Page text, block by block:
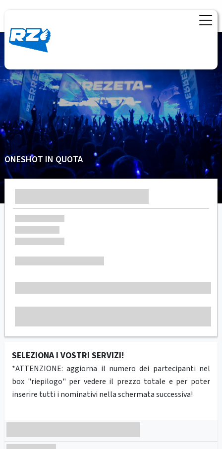
ONESHOT IN QUOTA
SELEZIONA I VOSTRI SERVIZI!
*ATTENZIONE: aggiorna il numero dei partecipanti nel
box "riepilogo" per vedere il prezzo totale e per poter
inserire tutti i nominativi nella schermata successiva!